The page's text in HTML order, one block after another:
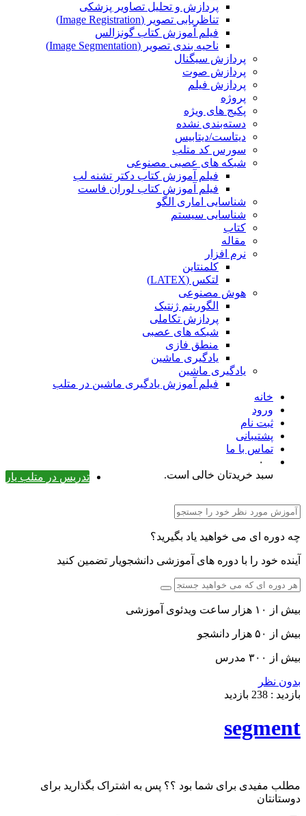
پردازش و تحلیل تصاویر پزشکی
تناظریابی تصویر (Image Registration)
فیلم آموزش کتاب گونزالس
ناحیه بندی تصویر (Image Segmentation)
پردازش سیگنال
پردازش صوت
پردازش فیلم
پروژه
پکیج های ویژه
دسته‌بندی نشده
دیتاست/دیتابیس
سورس کد متلب
شبکه های عصبی مصنوعی
فیلم آموزش کتاب دکتر تشنه لب
فیلم آموزش کتاب لوران فاست
شناسایی اماری الگو
شناسایی سیستم
کتاب
مقاله
نرم افزار
کلمنتاین
لتکس (LATEX)
هوش مصنوعی
الگوریتم ژنتیک
پردازش تکاملی
شبکه های عصبی
منطق فازی
یادگیری ماشین
یادگیری ماشین
فیلم آموزش یادگیری ماشین در متلب
خانه
ورود
ثبت نام
پشتیبانی
تماس با ما
۰
تدریس در متلب یار
سبد خریدتان خالی است.
چه دوره ای می خواهید یاد بگیرید؟
آینده خود را با دوره های آموزشی دانشجویار تضمین کنید
بیش از ۱۰ هزار ساعت ویدئوی آموزشی
بیش از ۵۰ هزار دانشجو
بیش از ۳۰۰ مدرس
بدون نظر
بازدید : 238 بازدید
segment
مطلب مفیدی برای شما بود ؟؟ پس به اشتراک بگذارید برای
دوستانتان